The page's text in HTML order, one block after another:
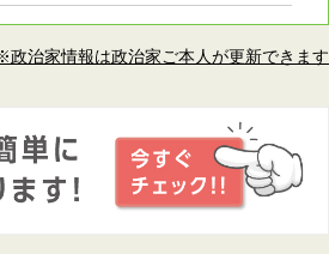
政治家情報は政治家ご本人が更新できます